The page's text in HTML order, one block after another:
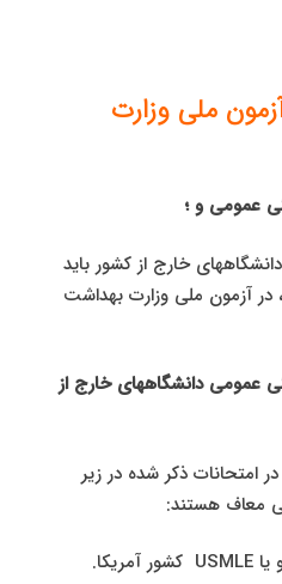
ملی وزارت
عمومی و ؛
خارج از کشور باید
آزمون ملی وزارت بهداشت
عمومی دانشگاههای خارج از
امتحانات ذکر شده در زیر
معاف هستند: